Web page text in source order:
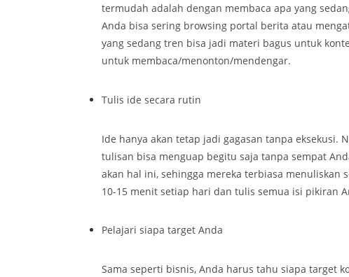
termudah adalah dengan membaca apa yang
Anda bisa sering browsing portal berita atau
yang sedang tren bisa jadi materi bagus untuk
untuk membaca/menonton/mendengar.
Tulis ide secara rutin
Ide hanya akan tetap jadi gagasan tanpa eksekusi.
tulisan bisa menguap begitu saja tanpa sempat
akan hal ini, sehingga mereka terbiasa menuliskan
10-15 menit setiap hari dan tulis semua isi pikiran
Pelajari siapa target Anda
Sama seperti bisnis, Anda harus tahu siapa target